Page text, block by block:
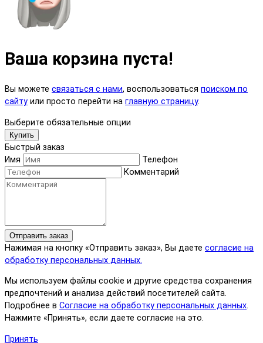
Ваша корзина пуста!
Вы можете связаться с нами, воспользоваться поиском по
сайту или просто перейти на главную страницу.
Выберите обязательные опции
Купить
Быстрый заказ
Имя
Телефон
Комментарий
Отправить заказ
Нажимая на кнопку «Отправить заказ», Вы даете согласие на
обработку персональных данных.
Мы используем файлы cookie и другие средства сохранения
предпочтений и анализа действий посетителей сайта.
Подробнее в Согласие на обработку персональных данных.
Нажмите «Принять», если даете согласие на это.
Принять